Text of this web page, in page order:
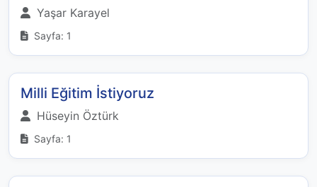
Yaşar Karayel
Sayfa: 1
Milli Eğitim İstiyoruz
Hüseyin Öztürk
Sayfa: 1